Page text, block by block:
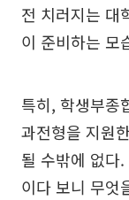
전 치러지는 대
이 준비하는 모
특히, 학생부종
과전형을 지원
될 수밖에 없다
이다 보니 무엇